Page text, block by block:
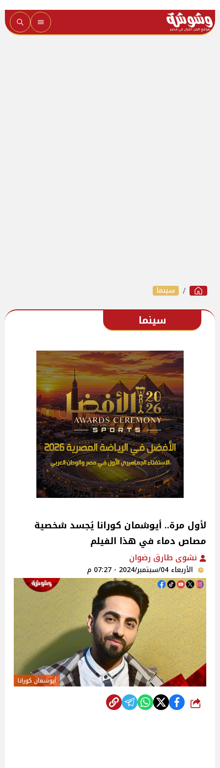
سينما
سينما
لأول مرة.. أيوشمان كورانا يُجسد شخصية
مصاص دماء في هذا الفيلم
نشوى طارق رضوان
الأربعاء 04/سبتمبر/2024 - 07:27 م
أيوشمان كورانا
شارك